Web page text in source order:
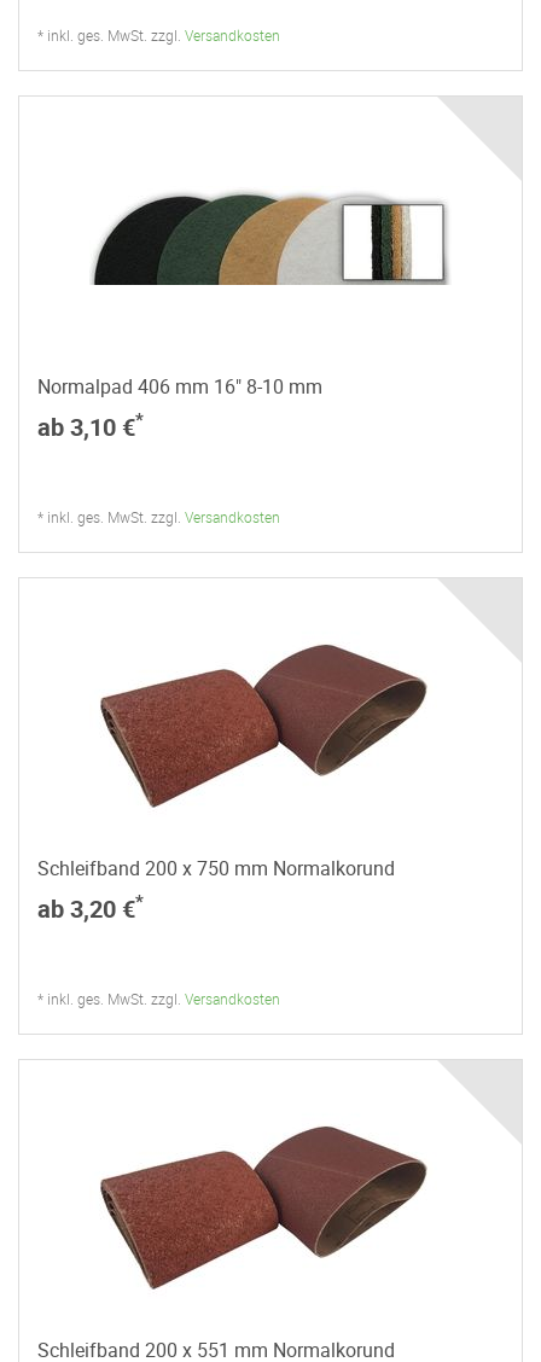
* inkl. ges. MwSt. zzgl. Versandkosten
Normalpad 406 mm 16" 8-10 mm
ab 3,10 €*
* inkl. ges. MwSt. zzgl. Versandkosten
Schleifband 200 x 750 mm Normalkorund
ab 3,20 €*
* inkl. ges. MwSt. zzgl. Versandkosten
Schleifband 200 x 551 mm Normalkorund